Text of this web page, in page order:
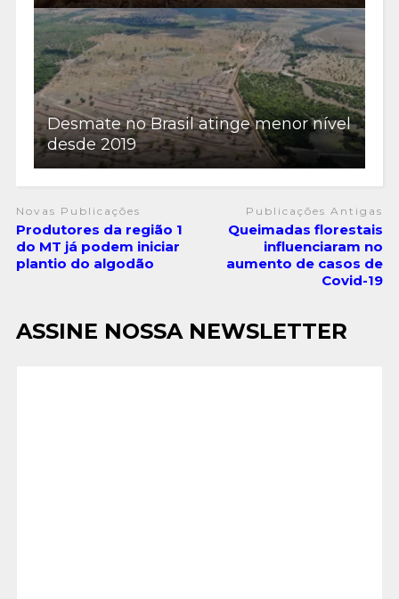
Desmate no Brasil atinge menor nível
desde 2019
Novas Publicações
Produtores da região 1
do MT já podem iniciar
plantio do algodão
Publicações Antigas
Queimadas florestais
influenciaram no
aumento de casos de
Covid-19
ASSINE NOSSA NEWSLETTER